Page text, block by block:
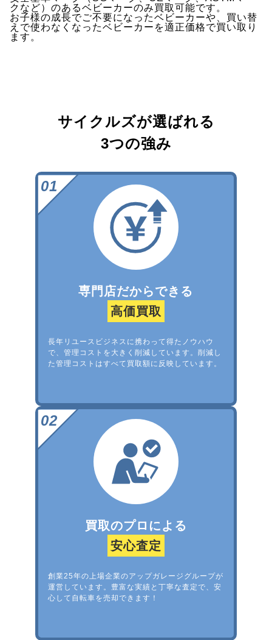
クなど）のあるベビーカーのみ買取可能です。
お子様の成長でご不要になったベビーカーや、買い替
えで使わなくなったベビーカーを適正価格で買い取り
ます。
サイクルズが選ばれる
3つの強み
専門店だからできる
高価買取
長年リユースビジネスに携わって得たノウハウ
で、管理コストを大きく削減しています。削減し
た管理コストはすべて買取額に反映しています。
買取のプロによる
安心査定
創業25年の上場企業のアップガレージグループが
運営しています。豊富な実績と丁寧な査定で、安
心して自転車を売却できます！